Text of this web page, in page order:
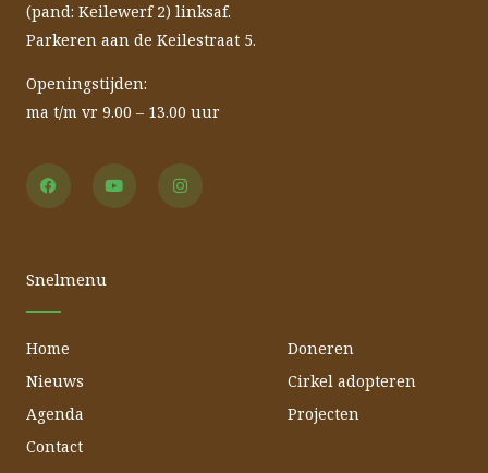
(pand: Keilewerf 2) linksaf.
Parkeren aan de Keilestraat 5.
Openingstijden:
ma t/m vr 9.00 – 13.00 uur
a
o
k
o n
Snelmenu
Home
Nieuws
Agenda
Contact
Doneren
Cirkel adopteren
Projecten